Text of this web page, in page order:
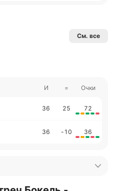
См. все
И = Очки
36 25 72
36 -10 36